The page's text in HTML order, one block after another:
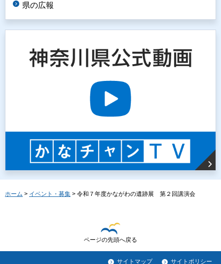
県の広報
ホーム > イベント・募集 > 令和７年度かながわの遺跡展 第２回講演会
ページの先頭へ戻る
サイトマップ サイトポリシー